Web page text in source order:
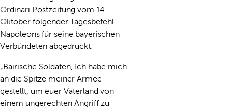
Ordinari Postzeitung vom 14.
Oktober folgender Tagesbefehl
Napoleons für seine bayerischen
Verbündeten abgedruckt:
„Bairische Soldaten, Ich habe mich
an die Spitze meiner Armee
gestellt, um euer Vaterland von
einem ungerechten Angriff zu